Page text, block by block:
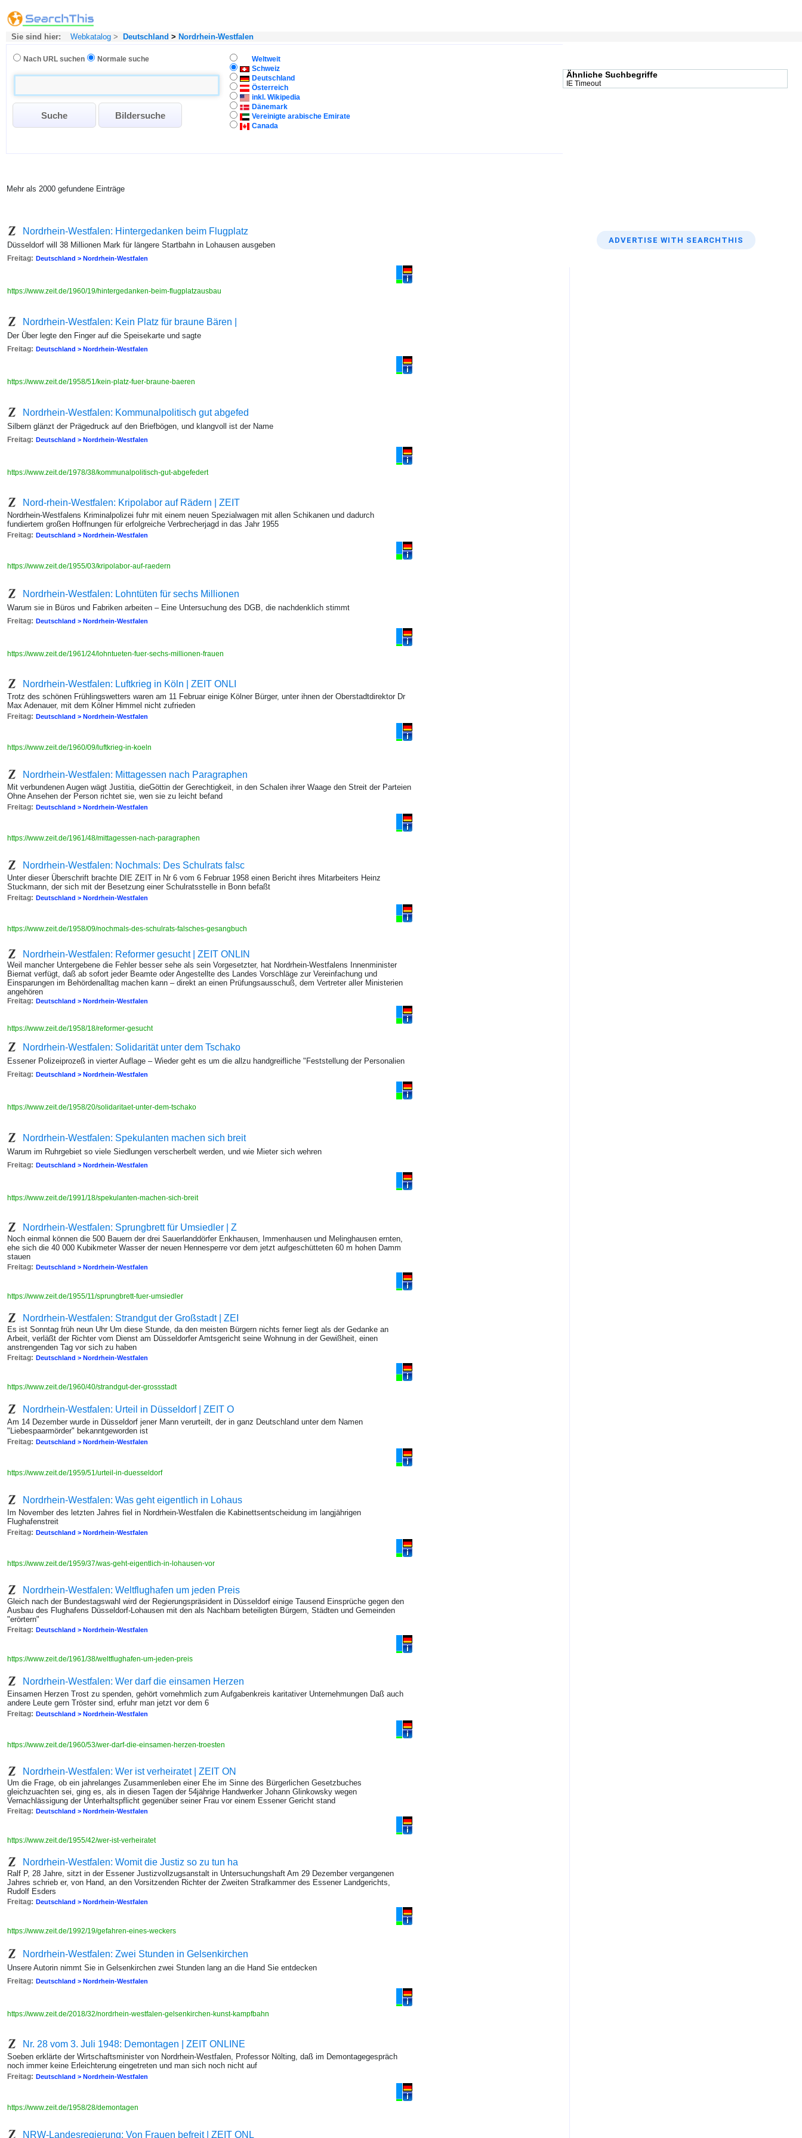
Sie sind hier: Webkatalog > Deutschland > Nordrhein-Westfalen
Nach URL suchen Normale suche
Weltweit
Schweiz
Deutschland
Österreich
inkl. Wikipedia
Dänemark
Vereinigte arabische Emirate
Canada
Mehr als 2000 gefundene Einträge
Nordrhein-Westfalen: Hintergedanken beim Flugplatz
Düsseldorf will 38 Millionen Mark für längere Startbahn in Lohausen ausgeben
Freitag: Deutschland > Nordrhein-Westfalen
https://www.zeit.de/1960/19/hintergedanken-beim-flugplatzausbau
Nordrhein-Westfalen: Kein Platz für braune Bären |
Der Über legte den Finger auf die Speisekarte und sagte
Freitag: Deutschland > Nordrhein-Westfalen
https://www.zeit.de/1958/51/kein-platz-fuer-braune-baeren
Nordrhein-Westfalen: Kommunalpolitisch gut abgefed
Silbern glänzt der Prägedruck auf den Briefbögen, und klangvoll ist der Name
Freitag: Deutschland > Nordrhein-Westfalen
https://www.zeit.de/1978/38/kommunalpolitisch-gut-abgefedert
Nord-rhein-Westfalen: Kripolabor auf Rädern | ZEIT
Nordrhein-Westfalens Kriminalpolizei fuhr mit einem neuen Spezialwagen mit allen Schikanen und dadurch
fundiertem großen Hoffnungen für erfolgreiche Verbrecherjagd in das Jahr 1955
Freitag: Deutschland > Nordrhein-Westfalen
https://www.zeit.de/1955/03/kripolabor-auf-raedern
Nordrhein-Westfalen: Lohntüten für sechs Millionen
Warum sie in Büros und Fabriken arbeiten – Eine Untersuchung des DGB, die nachdenklich stimmt
Freitag: Deutschland > Nordrhein-Westfalen
https://www.zeit.de/1961/24/lohntueten-fuer-sechs-millionen-frauen
Nordrhein-Westfalen: Luftkrieg in Köln | ZEIT ONLI
Trotz des schönen Frühlingswetters waren am 11 Februar einige Kölner Bürger, unter ihnen der Oberstadtdirektor Dr
Max Adenauer, mit dem Kölner Himmel nicht zufrieden
Freitag: Deutschland > Nordrhein-Westfalen
https://www.zeit.de/1960/09/luftkrieg-in-koeln
Nordrhein-Westfalen: Mittagessen nach Paragraphen
Mit verbundenen Augen wägt Justitia, dieGöttin der Gerechtigkeit, in den Schalen ihrer Waage den Streit der Parteien
Ohne Ansehen der Person richtet sie, wen sie zu leicht befand
Freitag: Deutschland > Nordrhein-Westfalen
https://www.zeit.de/1961/48/mittagessen-nach-paragraphen
Nordrhein-Westfalen: Nochmals: Des Schulrats falsc
Unter dieser Überschrift brachte DIE ZEIT in Nr 6 vom 6 Februar 1958 einen Bericht ihres Mitarbeiters Heinz
Stuckmann, der sich mit der Besetzung einer Schulratsstelle in Bonn befaßt
Freitag: Deutschland > Nordrhein-Westfalen
https://www.zeit.de/1958/09/nochmals-des-schulrats-falsches-gesangbuch
Nordrhein-Westfalen: Reformer gesucht | ZEIT ONLIN
Weil mancher Untergebene die Fehler besser sehe als sein Vorgesetzter, hat Nordrhein-Westfalens Innenminister
Biernat verfügt, daß ab sofort jeder Beamte oder Angestellte des Landes Vorschläge zur Vereinfachung und
Einsparungen im Behördenalltag machen kann – direkt an einen Prüfungsausschuß, dem Vertreter aller Ministerien
angehören
Freitag: Deutschland > Nordrhein-Westfalen
https://www.zeit.de/1958/18/reformer-gesucht
Nordrhein-Westfalen: Solidarität unter dem Tschako
Essener Polizeiprozeß in vierter Auflage – Wieder geht es um die allzu handgreifliche "Feststellung der Personalien
Freitag: Deutschland > Nordrhein-Westfalen
https://www.zeit.de/1958/20/solidaritaet-unter-dem-tschako
Nordrhein-Westfalen: Spekulanten machen sich breit
Warum im Ruhrgebiet so viele Siedlungen verscherbelt werden, und wie Mieter sich wehren
Freitag: Deutschland > Nordrhein-Westfalen
https://www.zeit.de/1991/18/spekulanten-machen-sich-breit
Nordrhein-Westfalen: Sprungbrett für Umsiedler | Z
Noch einmal können die 500 Bauern der drei Sauerlanddörfer Enkhausen, Immenhausen und Melinghausen ernten,
ehe sich die 40 000 Kubikmeter Wasser der neuen Hennesperre vor dem jetzt aufgeschütteten 60 m hohen Damm
stauen
Freitag: Deutschland > Nordrhein-Westfalen
https://www.zeit.de/1955/11/sprungbrett-fuer-umsiedler
Nordrhein-Westfalen: Strandgut der Großstadt | ZEI
Es ist Sonntag früh neun Uhr Um diese Stunde, da den meisten Bürgern nichts ferner liegt als der Gedanke an
Arbeit, verläßt der Richter vom Dienst am Düsseldorfer Amtsgericht seine Wohnung in der Gewißheit, einen
anstrengenden Tag vor sich zu haben
Freitag: Deutschland > Nordrhein-Westfalen
https://www.zeit.de/1960/40/strandgut-der-grossstadt
Nordrhein-Westfalen: Urteil in Düsseldorf | ZEIT O
Am 14 Dezember wurde in Düsseldorf jener Mann verurteilt, der in ganz Deutschland unter dem Namen
"Liebespaarmörder" bekanntgeworden ist
Freitag: Deutschland > Nordrhein-Westfalen
https://www.zeit.de/1959/51/urteil-in-duesseldorf
Nordrhein-Westfalen: Was geht eigentlich in Lohaus
Im November des letzten Jahres fiel in Nordrhein-Westfalen die Kabinettsentscheidung im langjährigen
Flughafenstreit
Freitag: Deutschland > Nordrhein-Westfalen
https://www.zeit.de/1959/37/was-geht-eigentlich-in-lohausen-vor
Nordrhein-Westfalen: Weltflughafen um jeden Preis
Gleich nach der Bundestagswahl wird der Regierungspräsident in Düsseldorf einige Tausend Einsprüche gegen den
Ausbau des Flughafens Düsseldorf-Lohausen mit den als Nachbarn beteiligten Bürgern, Städten und Gemeinden
"erörtern"
Freitag: Deutschland > Nordrhein-Westfalen
https://www.zeit.de/1961/38/weltflughafen-um-jeden-preis
Nordrhein-Westfalen: Wer darf die einsamen Herzen
Einsamen Herzen Trost zu spenden, gehört vornehmlich zum Aufgabenkreis karitativer Unternehmungen Daß auch
andere Leute gern Tröster sind, erfuhr man jetzt vor dem 6
Freitag: Deutschland > Nordrhein-Westfalen
https://www.zeit.de/1960/53/wer-darf-die-einsamen-herzen-troesten
Nordrhein-Westfalen: Wer ist verheiratet | ZEIT ON
Um die Frage, ob ein jahrelanges Zusammenleben einer Ehe im Sinne des Bürgerlichen Gesetzbuches
gleichzuachten sei, ging es, als in diesen Tagen der 54jährige Handwerker Johann Glinkowsky wegen
Vernachlässigung der Unterhaltspflicht gegenüber seiner Frau vor einem Essener Gericht stand
Freitag: Deutschland > Nordrhein-Westfalen
https://www.zeit.de/1955/42/wer-ist-verheiratet
Nordrhein-Westfalen: Womit die Justiz so zu tun ha
Ralf P, 28 Jahre, sitzt in der Essener Justizvollzugsanstalt in Untersuchungshaft Am 29 Dezember vergangenen
Jahres schrieb er, von Hand, an den Vorsitzenden Richter der Zweiten Strafkammer des Essener Landgerichts,
Rudolf Esders
Freitag: Deutschland > Nordrhein-Westfalen
https://www.zeit.de/1992/19/gefahren-eines-weckers
Nordrhein-Westfalen: Zwei Stunden in Gelsenkirchen
Unsere Autorin nimmt Sie in Gelsenkirchen zwei Stunden lang an die Hand Sie entdecken
Freitag: Deutschland > Nordrhein-Westfalen
https://www.zeit.de/2018/32/nordrhein-westfalen-gelsenkirchen-kunst-kampfbahn
Nr. 28 vom 3. Juli 1948: Demontagen | ZEIT ONLINE
Soeben erklärte der Wirtschaftsminister von Nordrhein-Westfalen, Professor Nölting, daß im Demontagegespräch
noch immer keine Erleichterung eingetreten und man sich noch nicht auf
Freitag: Deutschland > Nordrhein-Westfalen
https://www.zeit.de/1958/28/demontagen
NRW-Landesregierung: Von Frauen befreit | ZEIT ONL